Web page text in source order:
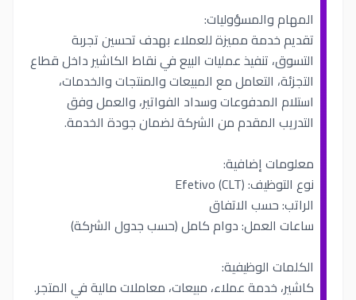
المهام والمسؤوليات:
تقديم خدمة مميزة للعملاء بهدف تحسين تجربة
التسوق، تنفيذ عمليات البيع في نقاط الكاشير داخل قطاع
التجزئة، التعامل مع المبيعات والمنتجات والخدمات،
استلام المدفوعات وسداد الفواتير، والعمل وفق
التدريب المقدم من الشركة لضمان جودة الخدمة.
معلومات إضافية:
نوع التوظيف: Efetivo (CLT)
الراتب: حسب الاتفاق
ساعات العمل: دوام كامل (حسب جدول الشركة)
الكلمات الوظيفية:
كاشير، خدمة عملاء، مبيعات، معاملات مالية في المتجر.